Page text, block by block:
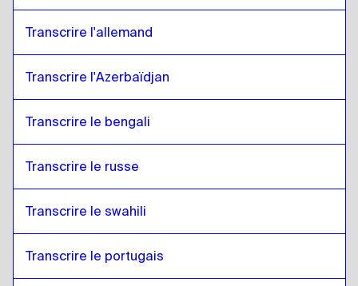
Transcrire l'allemand
Transcrire l'Azerbaïdjan
Transcrire le bengali
Transcrire le russe
Transcrire le swahili
Transcrire le portugais